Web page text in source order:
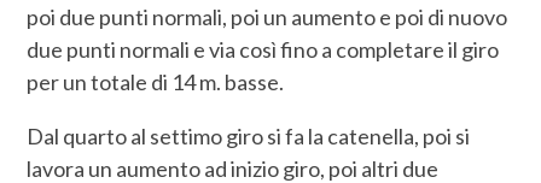
poi due punti normali, poi un aumento e poi di nuovo
due punti normali e via così fino a completare il giro
per un totale di 14 m. basse.
Dal quarto al settimo giro si fa la catenella, poi si
lavora un aumento ad inizio giro, poi altri due